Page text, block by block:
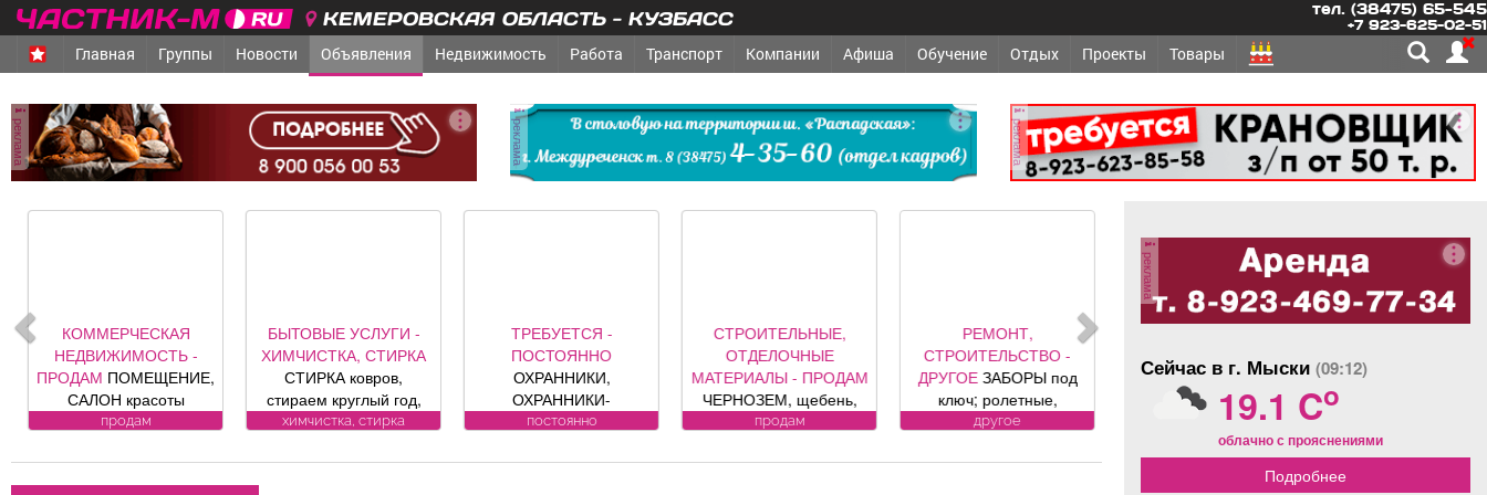
КЕМЕРОВСКАЯ ОБЛАСТЬ - КУЗБАСС тел. (38475) 65-545
+7 923-625-02-51
Главная Группы Новости Объявления Недвижимость Работа Транспорт Компании Афиша Обучение Отдых Проекты Товары
реклама реклама реклама
КОММЕРЧЕСКАЯ
НЕДВИЖИМОСТЬ -
ПРОДАМПОМЕЩЕНИЕ,
САЛОН красоты
«Оазис», площадь 88, 8
Юдина, 1, хороший
ремонт, полностью с
продам
БЫТОВЫЕ УСЛУГИ -
ХИМЧИСТКА, СТИРКА
СТИРКА ковров,
стираем круглый год,
заберем и привезем
Пенсионерам скидка
10%. (Фабрика «Чистый
химчистка, стирка
ТРЕБУЕТСЯ -
ПОСТОЯННО
ОХРАННИКИ,
ОХРАННИКИ-
ВОДИТЕЛИ Требования
Условия:
постоянно
СТРОИТЕЛЬНЫЕ,
ОТДЕЛОЧНЫЕ
МАТЕРИАЛЫ - ПРОДАМ
ЧЕРНОЗЕМ, щебень,
песок, уголь, торф,
другие под заказ,
продам
РЕМОНТ,
СТРОИТЕЛЬСТВО -
ДРУГОЕЗАБОРЫ под
ключ; ролетные,
секционные ворота (от
представителя
другое
реклама
Сейчас в г. Мыски (09:12)
19.1 Co
облачно с прояснениями
Подробнее